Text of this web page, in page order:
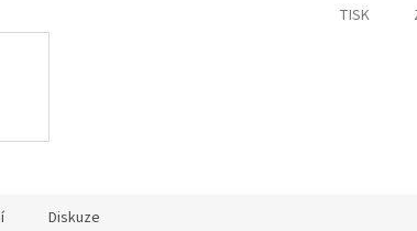
TISK
Diskuze